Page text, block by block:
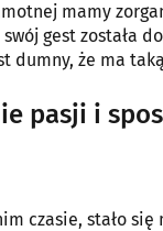
mamy
gest została
dumny, że ma
pasji i
czasie, stało się